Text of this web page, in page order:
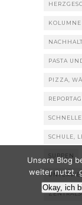
KOLUMNE
PASTA
PIZZA,
SCHULE,
SUPPEN
Unsere Blog
weiter nutzt,
Okay, ich